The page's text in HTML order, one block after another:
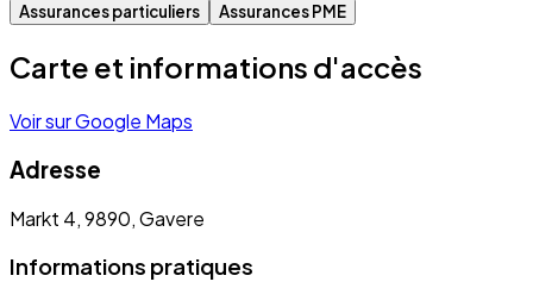
Assurances particuliers Assurances PME
Carte et informations d'accès
Voir sur Google Maps
Adresse
Markt 4, 9890, Gavere
Informations pratiques